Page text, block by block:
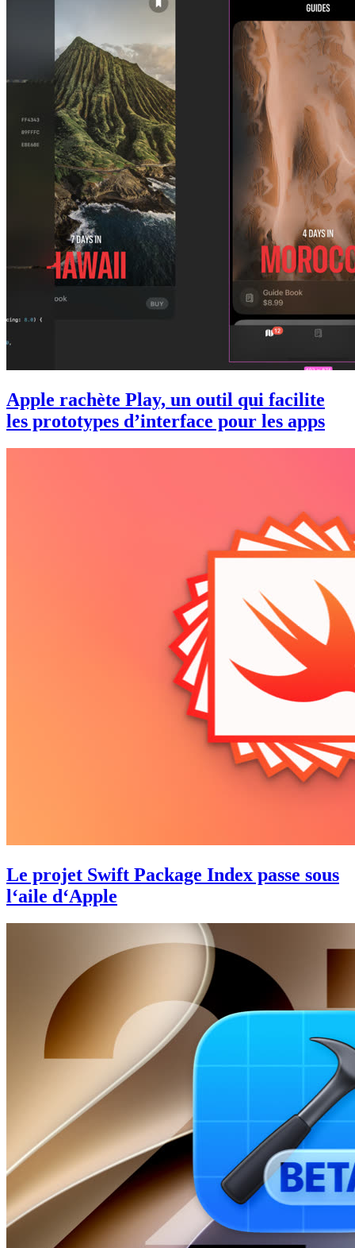
Apple rachète Play, un outil qui facilite
les prototypes d’interface pour les apps
Le projet Swift Package Index passe sous
l‘aile d‘Apple